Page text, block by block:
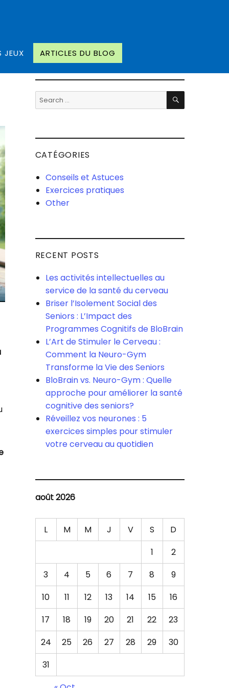
JEUX ARTICLES DU BLOG
Search
for:
SEARCH
CATÉGORIES
Conseils et Astuces
Exercices pratiques
Other
RECENT POSTS
Les activités intellectuelles au
service de la santé du cerveau
Briser l’Isolement Social des
Seniors : L’Impact des
Programmes Cognitifs de BloBrain
L’Art de Stimuler le Cerveau :
Comment la Neuro-Gym
Transforme la Vie des Seniors
BloBrain vs. Neuro-Gym : Quelle
approche pour améliorer la santé
cognitive des seniors?
Réveillez vos neurones : 5
exercices simples pour stimuler
votre cerveau au quotidien
août 2026
L M M J V S
D
1
2
3
4 5 6 7 8
9
10
11 12 13 14 15
16
17
18 19 20 21 22
23
24
25 26 27 28 29
30
31